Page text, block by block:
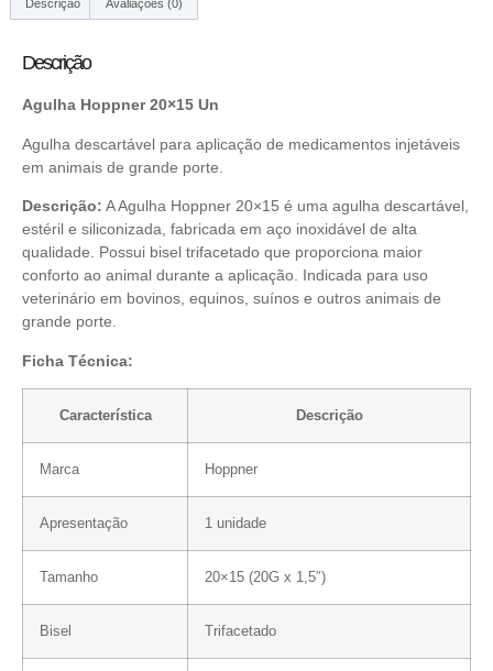
Descrição Avaliações (0)
Descrição
Agulha Hoppner 20×15 Un
Agulha descartável para aplicação de medicamentos injetáveis
em animais de grande porte.
Descrição: A Agulha Hoppner 20×15 é uma agulha descartável,
estéril e siliconizada, fabricada em aço inoxidável de alta
qualidade. Possui bisel trifacetado que proporciona maior
conforto ao animal durante a aplicação. Indicada para uso
veterinário em bovinos, equinos, suínos e outros animais de
grande porte.
Ficha Técnica:
Característica Descrição
Marca Hoppner
Apresentação 1 unidade
Tamanho 20×15 (20G x 1,5″)
Bisel Trifacetado